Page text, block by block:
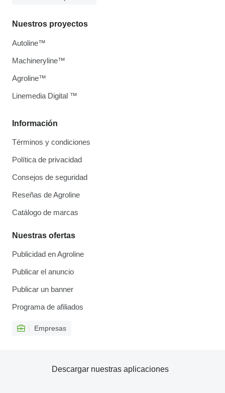
Información
Términos y condiciones
Política de privacidad
Consejos de seguridad
Reseñas de Agroline
Catálogo de marcas
Nuestras ofertas
Publicidad en Agroline
Publicar el anuncio
Publicar un banner
Programa de afiliados
Empresas
Nuestros proyectos
Autoline™
Machineryline™
Agroline™
Linemedia Digital ™
Descargar nuestras aplicaciones